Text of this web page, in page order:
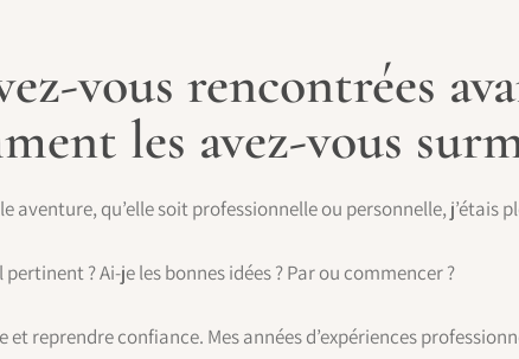
vous rencontrées
les avez-vous
aventure, qu’elle soit professionnelle ou personnelle, j’étais
? Ai-je les bonnes idées ? Par ou commencer ?
reprendre confiance. Mes années d’expériences